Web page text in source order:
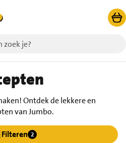
Ontdek de lekkere en
van Jumbo.
Filteren 2